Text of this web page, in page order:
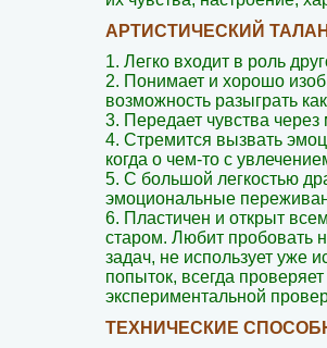
АРТИСТИЧЕСКИЙ
1. Легко входит в роль
2. Понимает и хорошо
возможность разыграть
3. Передает чувства
4. Стремится вызвать
когда о чем-то с
5. С большой легкостью
эмоциональные
6. Пластичен и открыт
старом. Любит пробовать
задач, не использует уже
попыток, всегда
экспериментальной
ТЕХНИЧЕСКИЕ